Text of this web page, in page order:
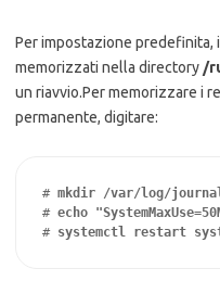
Per impostazione predefinita,
memorizzati nella directory /
un riavvio.Per memorizzare i
permanente, digitare:
#
#
# systemctl restart